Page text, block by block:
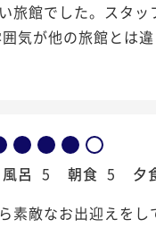
旅館でした。スタ
が他の旅館とは違
風呂 5 朝食 5 夕
素敵なお出迎えを